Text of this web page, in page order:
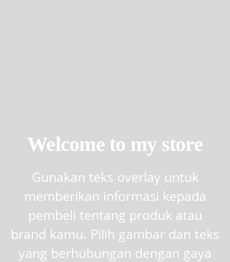
Welcome to my store
Gunakan teks overlay untuk
memberikan informasi kepada
pembeli tentang produk atau
brand kamu. Pilih gambar dan teks
yang berhubungan dengan gaya